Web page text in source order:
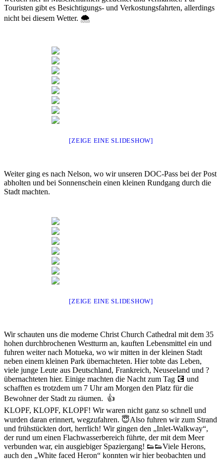
Touristen gibt es Besichtigungs- und Verkostungsfahrten, allerdings
nicht bei diesem Wetter. 🌨
[ZEIGE EINE SLIDESHOW]
Weiter ging es nach Nelson, wo wir unseren DOC-Pass bei der Post
abholten und bei Sonnenschein einen kleinen Rundgang durch die
Stadt machten.
[ZEIGE EINE SLIDESHOW]
Wir schauten uns die moderne Christ Church Cathedral mit dem 35
hohen durchbrochenen Westturm an, kauften Lebensmittel ein und
fuhren weiter nach Motueka, wo wir mitten in der kleinen Stadt
neben einem kleinen Park übernachteten. Hier tobte das Leben,
viele junge Leute aus Deutschland, Frankreich, Neuseeland und ?
übernachteten hier. Einige machten die Nacht zum Tag 💽 und
schafften es trotzdem um 7 Uhr am Morgen den Platz für die
Bewohner der Stadt zu räumen. 👍
KLOPF, KLOPF, KLOPF! Wir waren nicht ganz so schnell und
wurden daran erinnert, wegzufahren. 😇Also fuhren wir zum Strand
und frühstückten dort, herrlich! Wir gingen den „Inlet-Walkway“,
der rund um einen Flachwasserbereich führte, der mit dem Meer
verbunden war, ein ausgiebiger Spaziergang! 👟👟Viele Herons,
auch den „White faced Heron“ konnten wir hier beobachten und